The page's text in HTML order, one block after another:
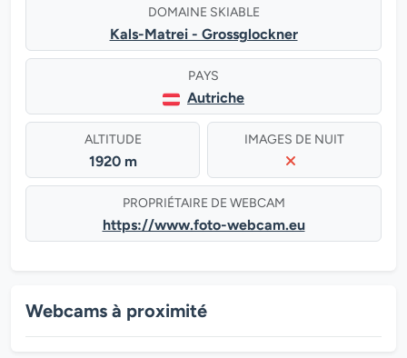
DOMAINE SKIABLE
Kals-Matrei - Grossglockner
PAYS
Autriche
ALTITUDE
1920 m
IMAGES DE NUIT
PROPRIÉTAIRE DE WEBCAM
https://www.foto-webcam.eu
Webcams à proximité